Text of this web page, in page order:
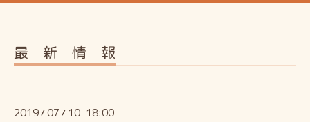
最 新 情 報
2019/07 / 10 18:00